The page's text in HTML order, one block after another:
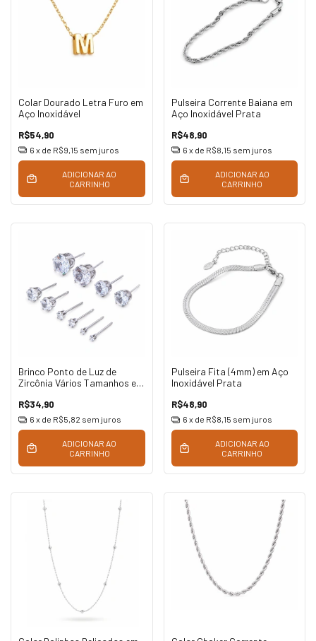
Colar Dourado Letra Furo em
Aço Inoxidável
R$54,90
6 x de R$9,15 sem juros
ADICIONAR AO
CARRINHO
Pulseira Corrente Baiana em
Aço Inoxidável Prata
R$48,90
6 x de R$8,15 sem juros
ADICIONAR AO
CARRINHO
Brinco Ponto de Luz de
Zircônia Vários Tamanhos em
R$34,90
6 x de R$5,82 sem juros
ADICIONAR AO
CARRINHO
Pulseira Fita (4mm) em Aço
Inoxidável Prata
R$48,90
6 x de R$8,15 sem juros
ADICIONAR AO
CARRINHO